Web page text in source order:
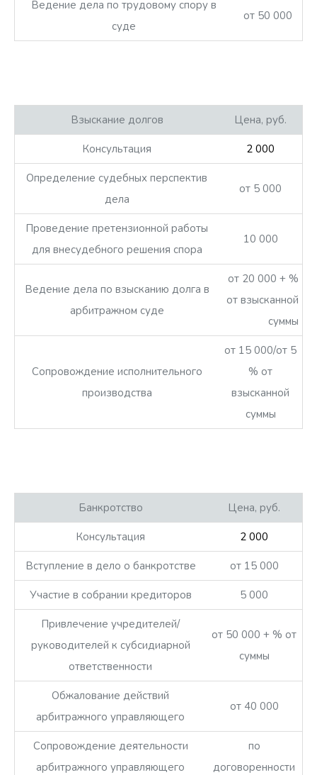
Ведение дела по трудовому спору в
суде
от 50 000
Взыскание долгов Цена, руб.
Консультация 2 000
Определение судебных перспектив
дела
от 5 000
Проведение претензионной работы
для внесудебного решения спора
10 000
Ведение дела по взысканию долга в
арбитражном суде
от 20 000 + %
от взысканной
суммы
Сопровождение исполнительного
производства
от 15 000/от 5
% от
взысканной
суммы
Банкротство Цена, руб.
Консультация 2 000
Вступление в дело о банкротстве от 15 000
Участие в собрании кредиторов 5 000
Привлечение учредителей/
руководителей к субсидиарной
ответственности
от 50 000 + % от
суммы
Обжалование действий
арбитражного управляющего
от 40 000
Сопровождение деятельности
арбитражного управляющего
по
договоренности